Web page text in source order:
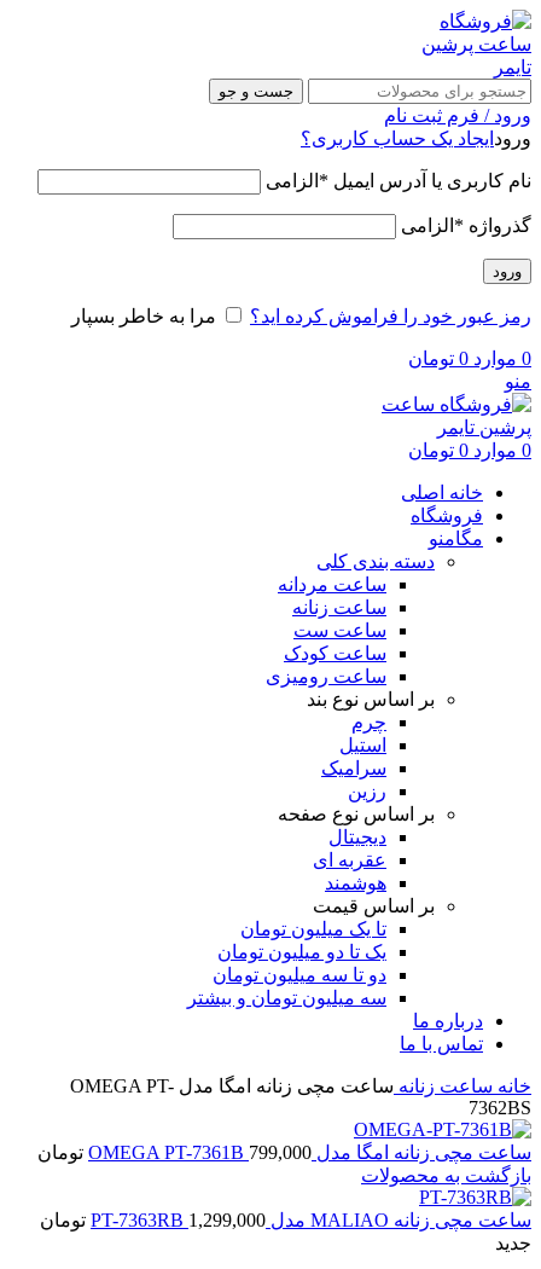
جست و جو
ورود / فرم ثبت نام
ورود ایجاد یک حساب کاربری؟
نام کاربری یا آدرس ایمیل * الزامی
گذرواژه * الزامی
ورود
رمز عبور خود را فراموش کرده اید؟ مرا به خاطر بسپار
0 موارد 0 تومان
منو
0 موارد 0 تومان
خانه اصلی
فروشگاه
مگامنو
دسته بندی کلی
ساعت مردانه
ساعت زنانه
ساعت ست
ساعت کودک
ساعت رومیزی
بر اساس نوع بند
چرم
استیل
سرامیک
رزین
بر اساس نوع صفحه
دیجیتال
عقربه ای
هوشمند
بر اساس قیمت
تا یک میلیون تومان
یک تا دو میلیون تومان
دو تا سه میلیون تومان
سه میلیون تومان و بیشتر
درباره ما
تماس با ما
خانه ساعت زنانه
ساعت مچی زنانه امگا مدل OMEGA PT-
7362BS
ساعت مچی زنانه امگا مدل OMEGA PT-7361B 799,000
تومان
بازگشت به محصولات
ساعت مچی زنانه MALIAO مدل PT-7363RB 1,299,000
تومان
جدید